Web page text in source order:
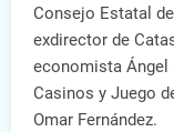
Consejo Estatal
exdirector de
economista Ángel
Casinos y Juego
Omar Fernández.